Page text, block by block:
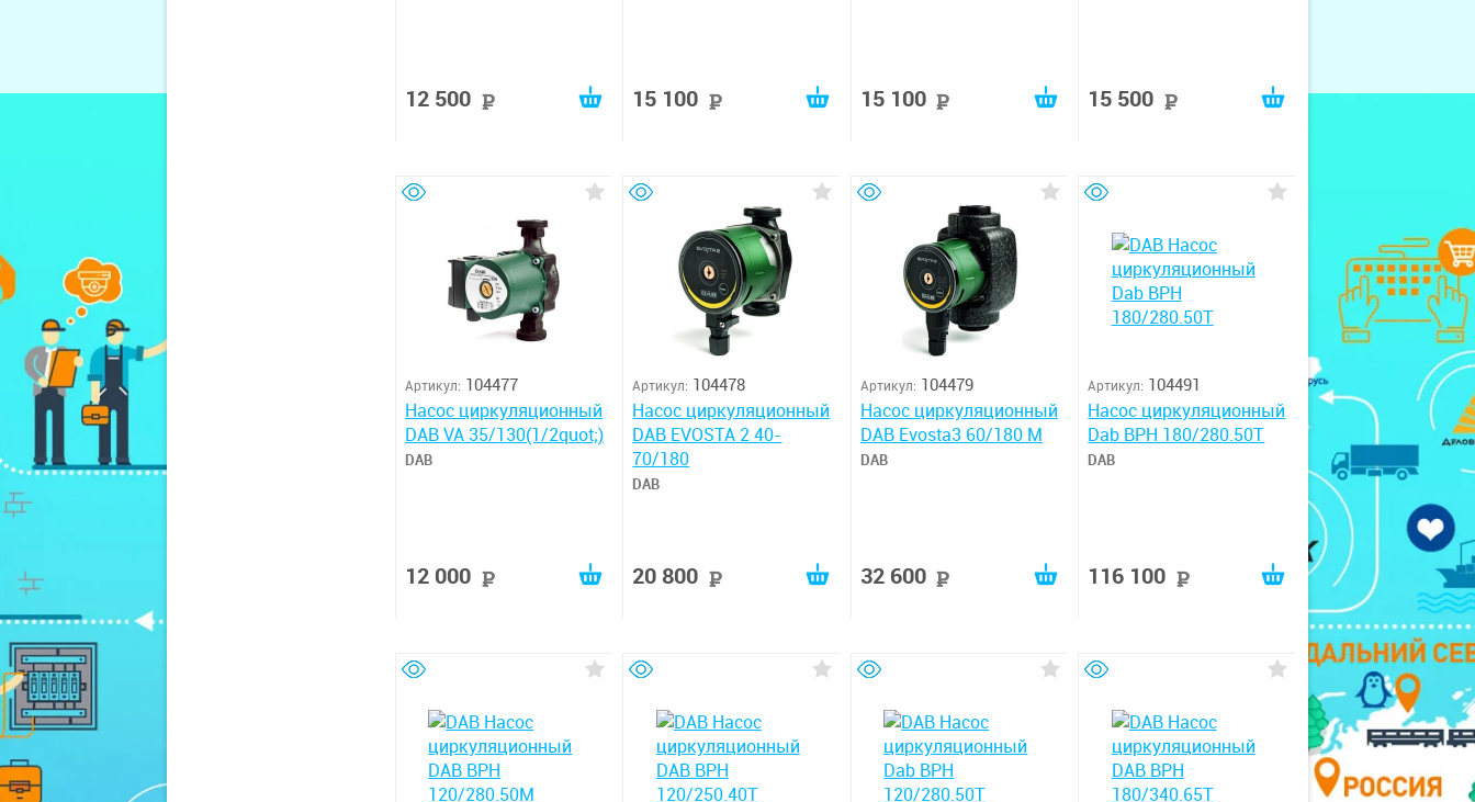
12 500 15 100 15 100 15 500
Артикул: 104477
Насос циркуляционный
DAB VA 35/130(1/2quot;)
DAB
12 000
Артикул: 104478
Насос циркуляционный
DAB EVOSTA 2 40-
70/180
DAB
20 800
Артикул: 104479
Насос циркуляционный
DAB Evosta3 60/180 M
DAB
32 600
Артикул: 104491
Насос циркуляционный
Dab BPH 180/280.50T
DAB
116 100